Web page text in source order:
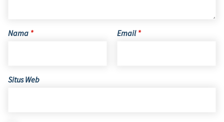
Nama * Email *
Situs Web